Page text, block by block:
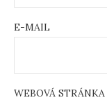
E-MAIL
WEBOVÁ STRÁNKA